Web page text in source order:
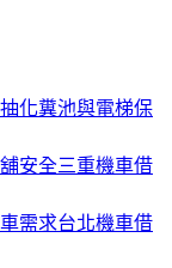
化糞池與電梯保
安全三重機車借
需求台北機車借